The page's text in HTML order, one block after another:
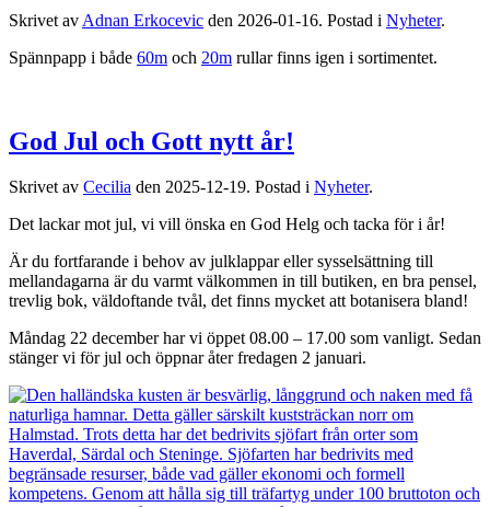
Skrivet av Adnan Erkocevic den 2026-01-16. Postad i Nyheter.
Spännpapp i både 60m och 20m rullar finns igen i sortimentet.
God Jul och Gott nytt år!
Skrivet av Cecilia den 2025-12-19. Postad i Nyheter.
Det lackar mot jul, vi vill önska en God Helg och tacka för i år!
Är du fortfarande i behov av julklappar eller sysselsättning till
mellandagarna är du varmt välkommen in till butiken, en bra pensel,
trevlig bok, väldoftande tvål, det finns mycket att botanisera bland!
Måndag 22 december har vi öppet 08.00 – 17.00 som vanligt. Sedan
stänger vi för jul och öppnar åter fredagen 2 januari.